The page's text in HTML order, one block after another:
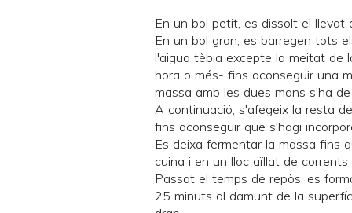
En un bol petit, es dissolt el llevat
En un bol gran, es barregen tots
l'aigua tèbia excepte la meitat de
hora o més- fins aconseguir una
massa amb les dues mans s'ha
A continuació, s'afegeix la resta
fins aconseguir que s'hagi
Es deixa fermentar la massa fins
cuina i en un lloc aïllat de corrents
Passat el temps de repòs, es
25 minuts al damunt de la